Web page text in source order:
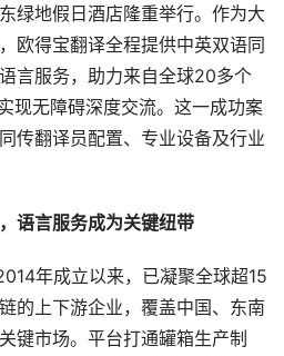
绿地假日酒店隆重举行。作为大
欧得宝翻译全程提供中英双语同
言服务，助力来自全球20多个
现无障碍深度交流。这一成功案
传翻译员配置、专业设备及行业
语言服务成为关键纽带
年成立以来，已凝聚全球超15
的上下游企业，覆盖中国、东南
键市场。平台打通罐箱生产制